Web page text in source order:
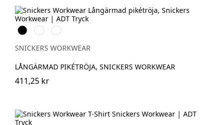
Svart StålgråMarinblå
SNICKERS WORKWEAR
LÅNGÄRMAD PIKÉTRÖJA, SNICKERS WORKWEAR
411,25 kr